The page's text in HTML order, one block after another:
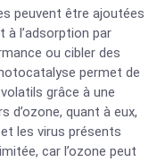
peuvent être ajoutées
à l’adsorption par
ou cibler des
permet de
grâce à une
d’ozone, quant à eux,
les virus présents
car l’ozone peut